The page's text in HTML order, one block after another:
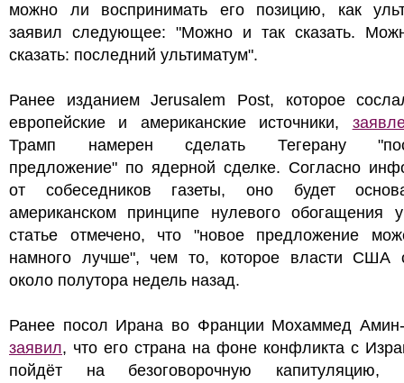
можно ли воспринимать его позицию, как
заявил следующее: "Можно и так сказать.
сказать: последний ультиматум".
Ранее изданием Jerusalem Post, которое
европейские и американские источники,
Трамп намерен сделать Тегерану
предложение" по ядерной сделке. Согласно
от собеседников газеты, оно будет
американском принципе нулевого обогащения
статье отмечено, что "новое предложение
намного лучше", чем то, которое власти США
около полутора недель назад.
Ранее посол Ирана во Франции Мохаммед
заявил, что его страна на фоне конфликта с
пойдёт на безоговорочную капитуляцию,